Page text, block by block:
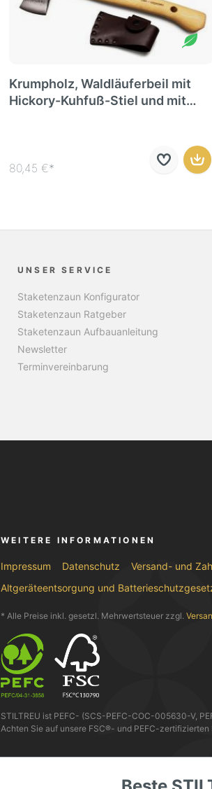
Krumpholz, Waldläuferbeil mit
Hickory-Kuhfuß-Stiel und mit
80,45 €*
UNSER SERVICE
Staketenzaun Konfigurator
Staketenzaun Ratgeber
Staketenzaun Aufbauanleitung
Newsletter
Terminvereinbarung
WEITERE INFORMATIONEN
Impressum Datenschutz Versand- und
Altgeräteentsorgung und
* Alle Preise inkl. gesetzl. Mehrwertsteuer zzgl.
STILTREU ist PEFC- (SCS-PEFC-COC-005630-V,
Achten Sie auf unsere FSC®- und PEFC-zertifizierten
BEZAHLEN KANNST DU MIT